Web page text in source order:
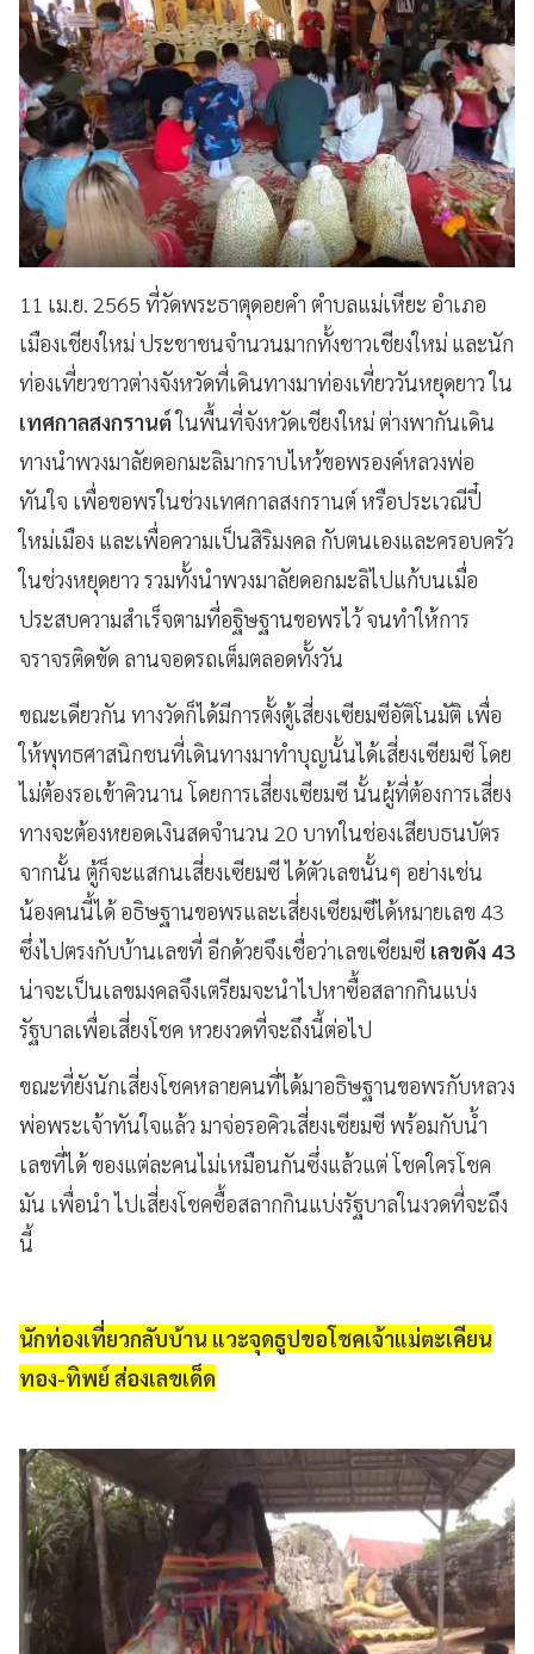
11 เม.ย. 2565 ที่วัดพระธาตุดอยคำ ตำบลแม่เหียะ อำเภอ
เมืองเชียงใหม่ ประชาชนจำนวนมากทั้งชาวเชียงใหม่ และนัก
ท่องเที่ยวชาวต่างจังหวัดที่เดินทางมาท่องเที่ยววันหยุดยาว ใน
เทศกาลสงกรานต์ในพื้นที่จังหวัดเชียงใหม่ ต่างพากันเดิน
ทางนำพวงมาลัยดอกมะลิมากราบไหว้ขอพรองค์หลวงพ่อ
ทันใจ เพื่อขอพรในช่วงเทศกาลสงกรานต์ หรือประเวณีปี๋
ใหม่เมือง และเพื่อความเป็นสิริมงคล กับตนเองและครอบครัว
ในช่วงหยุดยาว รวมทั้งนำพวงมาลัยดอกมะลิไปแก้บนเมื่อ
ประสบความสำเร็จตามที่อฐิษฐานขอพรไว้ จนทำให้การ
จราจรติดขัด ลานจอดรถเต็มตลอดทั้งวัน
ขณะเดียวกัน ทางวัดก็ได้มีการตั้งตู้เสี่ยงเซียมซีอัติโนมัติ เพื่อ
ให้พุทธศาสนิกชนที่เดินทางมาทำบุญนั้นได้เสี่ยงเซียมซี โดย
ไม่ต้องรอเข้าคิวนาน โดยการเสี่ยงเซียมซี นั้นผู้ที่ต้องการเสี่ยง
ทางจะต้องหยอดเงินสดจำนวน 20 บาทในช่องเสียบธนบัตร
จากนั้น ตู้ก็จะแสกนเสี่ยงเซียมซี ได้ตัวเลขนั้นๆ อย่างเช่น
น้องคนนี้ได้ อธิษฐานขอพรและเสี่ยงเซียมซีได้หมายเลข 43
ซึ่งไปตรงกับบ้านเลขที่ อีกด้วยจึงเชื่อว่าเลขเซียมซี เลขดัง 43
น่าจะเป็นเลขมงคลจึงเตรียมจะนำไปหาซื้อสลากกินแบ่ง
รัฐบาลเพื่อเสี่ยงโชค หวยงวดที่จะถึงนี้ต่อไป
ขณะที่ยังนักเสี่ยงโชคหลายคนที่ได้มาอธิษฐานขอพรกับหลวง
พ่อพระเจ้าทันใจแล้ว มาจ่อรอคิวเสี่ยงเซียมซี พร้อมกับน้ำ
เลขที่ได้ ของแต่ละคนไม่เหมือนกันซึ่งแล้วแต่ โชคใครโชค
มัน เพื่อนำ ไปเสี่ยงโชคซื้อสลากกินแบ่งรัฐบาลในงวดที่จะถึง
นี้
นักท่องเที่ยวกลับบ้าน แวะจุดธูปขอโชคเจ้าแม่ตะเคียน
ทอง-ทิพย์ ส่องเลขเด็ด